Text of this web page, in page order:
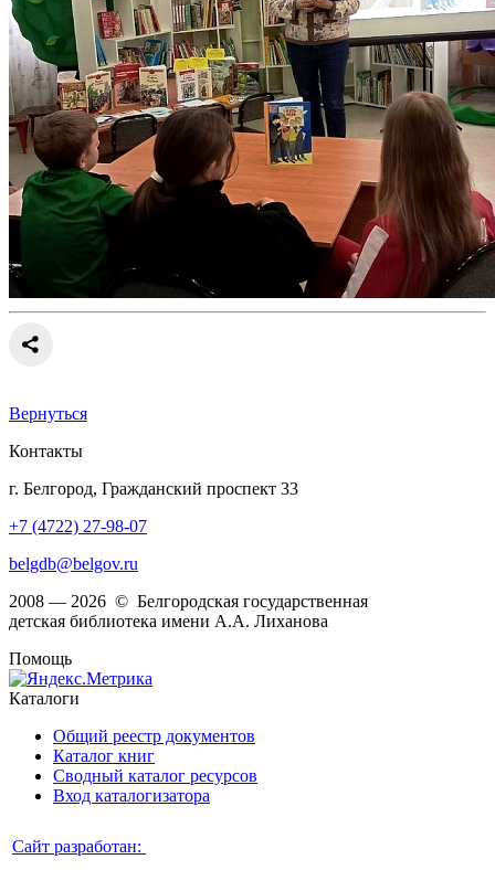
Вернуться
Контакты
г. Белгород, Гражданский проспект 33
+7 (4722) 27-98-07
belgdb@belgov.ru
2008 — 2026 © Белгородская государственная
детская библиотека имени А.А. Лиханова
Помощь
Каталоги
Общий реестр документов
Каталог книг
Сводный каталог ресурсов
Вход каталогизатора
Сайт разработан: